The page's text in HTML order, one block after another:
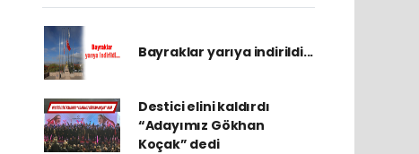
Bayraklar yarıya indirildi...
Destici elini kaldırdı
“Adayımız Gökhan
Koçak” dedi